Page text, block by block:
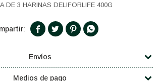
DE 3 HARINAS DELIFORLIFE 400G
   
Envíos
Medios de pago